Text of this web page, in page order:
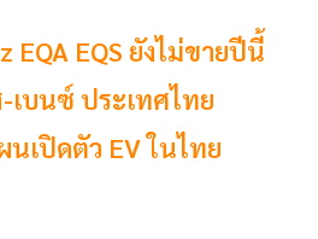
EQA EQS ยังไม่ขายปีนี้
-เบนซ์ ประเทศไทย
เปิดตัว EV ในไทย